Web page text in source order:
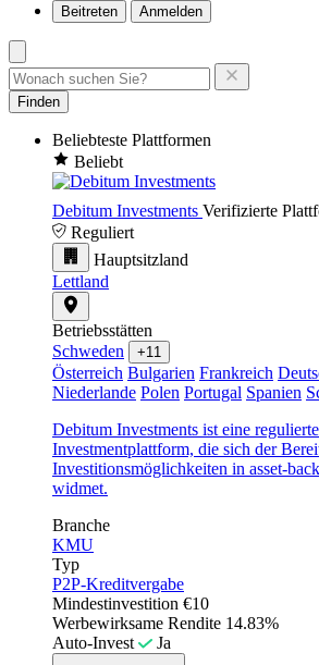
Beitreten Anmelden
Finden
Beliebteste Plattformen
Beliebt
Debitum Investments Verifizierte
Reguliert
Hauptsitzland
Lettland
Betriebsstätten
Schweden
+11
Österreich Bulgarien Frankreich
Niederlande Polen Portugal Spanien
Debitum Investments ist eine
Investmentplattform, die sich der
Investitionsmöglichkeiten in asset-
widmet.
Branche
KMU
Typ
P2P-Kreditvergabe
Mindestinvestition €10
Werbewirksame Rendite 14.83%
Auto-Invest
Ja